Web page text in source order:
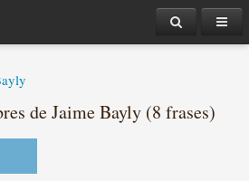
de Jaime Bayly (8 frases)